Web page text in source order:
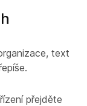
text
přejděte